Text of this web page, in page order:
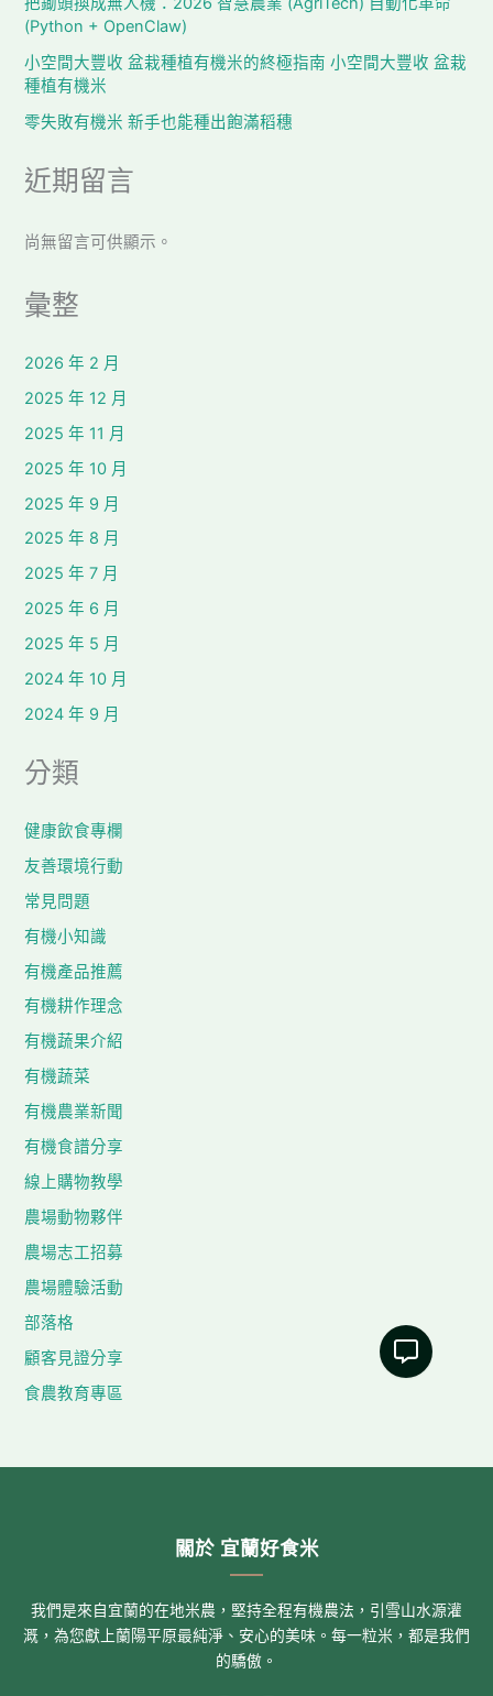
(Python + OpenClaw)
小空間大豐收 盆栽種植有機米的終極指南 小空間大豐收 盆栽
種植有機米
零失敗有機米 新手也能種出飽滿稻穗
近期留言
尚無留言可供顯示。
彙整
2026 年 2 月
2025 年 12 月
2025 年 11 月
2025 年 10 月
2025 年 9 月
2025 年 8 月
2025 年 7 月
2025 年 6 月
2025 年 5 月
2024 年 10 月
2024 年 9 月
分類
健康飲食專欄
友善環境行動
常見問題
有機小知識
有機產品推薦
有機耕作理念
有機蔬果介紹
有機蔬菜
有機農業新聞
有機食譜分享
線上購物教學
農場動物夥伴
農場志工招募
農場體驗活動
部落格
顧客見證分享
食農教育專區
關於 宜蘭好食米
我們是來自宜蘭的在地米農，堅持全程有機農法，引雪山水源灌
溉，為您獻上蘭陽平原最純淨、安心的美味。每一粒米，都是我們
的驕傲。